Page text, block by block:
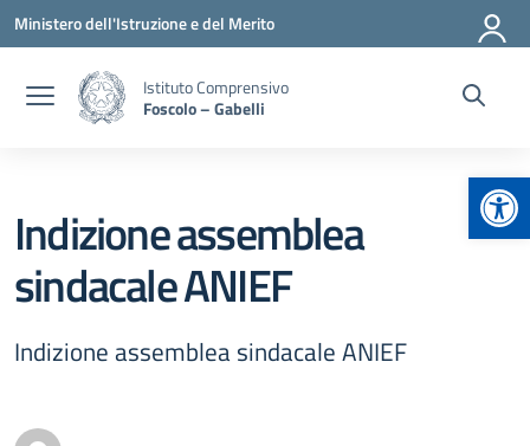
Vai ai contenuti
Vai al menu di navigazione
Vai al footer
Ministero dell'Istruzione e del Merito
Istituto Comprensivo
Foscolo – Gabelli
Indizione assemblea
sindacale ANIEF
Indizione assemblea sindacale ANIEF